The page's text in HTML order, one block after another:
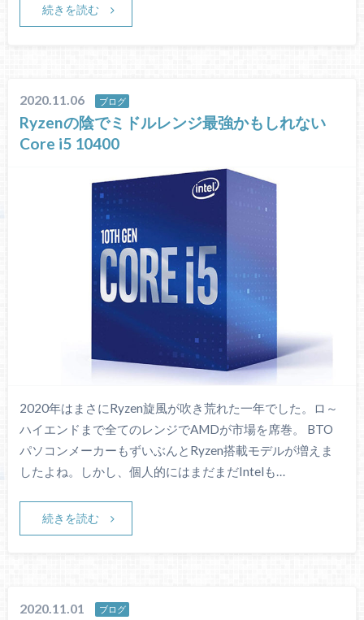
続きを読む
2020.11.06 ブログ
Ryzenの陰でミドルレンジ最強かもしれない
Core i5 10400
2020年はまさにRyzen旋風が吹き荒れた一年でした。ロ～
ハイエンドまで全てのレンジでAMDが市場を席巻。 BTO
パソコンメーカーもずいぶんとRyzen搭載モデルが増えま
したよね。しかし、個人的にはまだまだIntelも…
続きを読む
2020.11.01 ブログ